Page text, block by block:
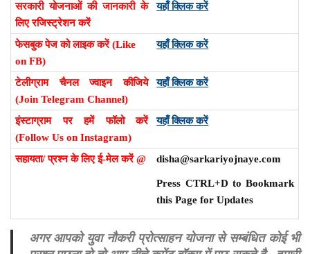
सरकारी योजनाओं की जानकारी के
लिए रजिस्ट्रेशन करें
यहाँ क्लिक करें
फेसबुक पेज को लाइक करें (Like
on FB)
यहाँ क्लिक करें
टेलीग्राम चैनल ज्वाइन कीजिये
(Join Telegram Channel)
यहाँ क्लिक करें
इंस्टाग्राम पर हमें फॉलो करें
(Follow Us on Instagram)
यहाँ क्लिक करें
सहायता/ प्रश्न के लिए ई-मेल करें @ disha@sarkariyojnaye.com
Press CTRL+D to Bookmark
this Page for Updates
अगर आपको युवा नौकरी प्रोत्साहन योजना से सम्बंधित कोई भी